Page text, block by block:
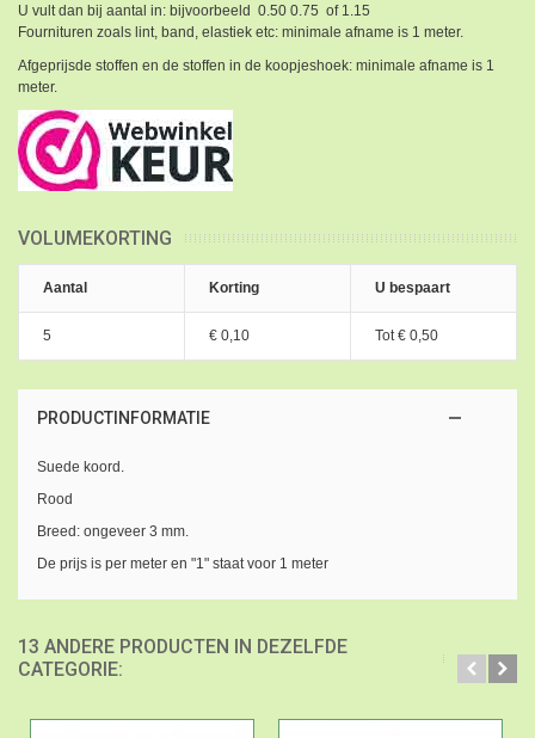
U vult dan bij aantal in: bijvoorbeeld 0.50 0.75 of 1.15
Fournituren zoals lint, band, elastiek etc: minimale afname is 1 meter.
Afgeprijsde stoffen en de stoffen in de koopjeshoek: minimale afname is 1
meter.
VOLUMEKORTING
Aantal Korting U bespaart
5 € 0,10 Tot€ 0,50
PRODUCTINFORMATIE
Suede koord.
Rood
Breed: ongeveer 3 mm.
De prijs is per meter en "1" staat voor 1 meter
13 ANDERE PRODUCTEN IN DEZELFDE
CATEGORIE: